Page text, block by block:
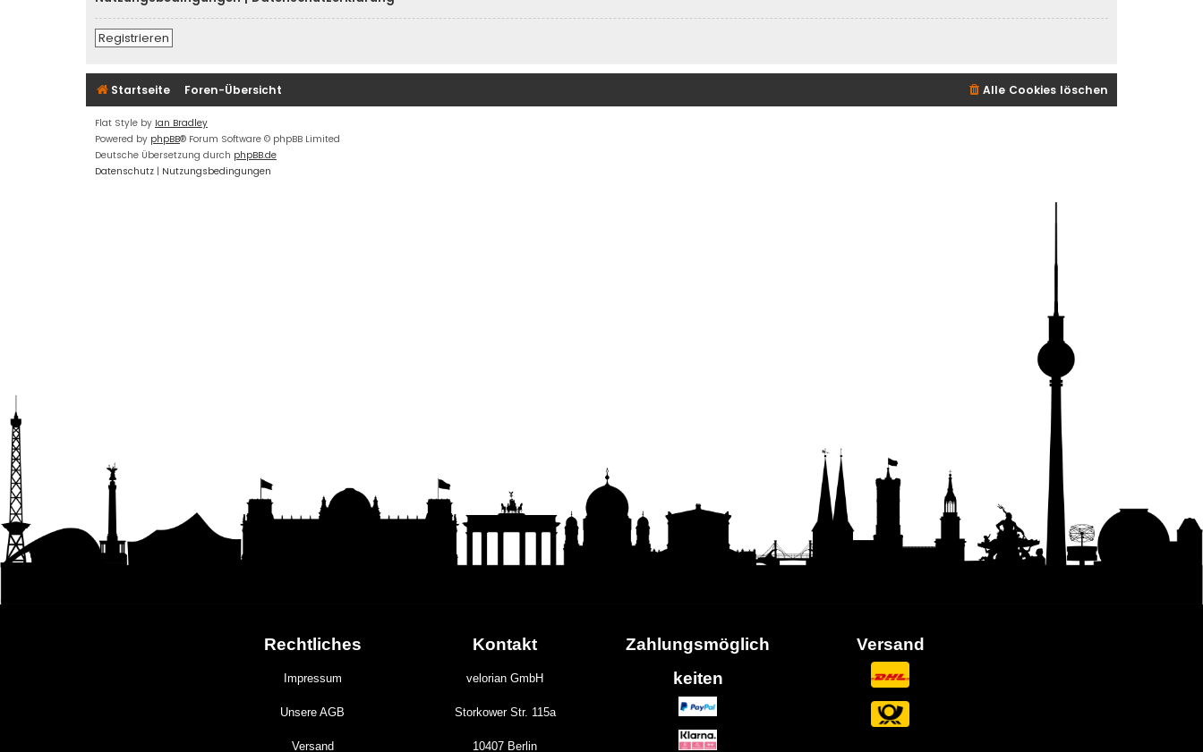
Registrieren
Startseite Foren-Übersicht Alle Cookies löschen
Flat Style by Ian Bradley
Powered by phpBB® Forum Software © phpBB Limited
Deutsche Übersetzung durch phpBB.de
Datenschutz | Nutzungsbedingungen
Rechtliches
Impressum
Unsere AGB
Versand
Kontakt
velorian GmbH
Storkower Str. 115a
10407 Berlin
Zahlungsmöglich
keiten
Versand